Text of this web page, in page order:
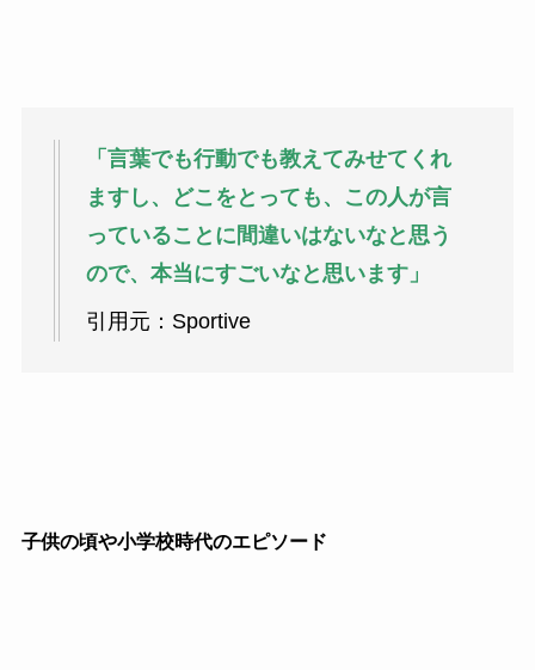
「言葉でも行動でも教えてみせてくれ
ますし、どこをとっても、この人が言
っていることに間違いはないなと思う
ので、本当にすごいなと思います」
引用元：Sportive
子供の頃や小学校時代のエピソード